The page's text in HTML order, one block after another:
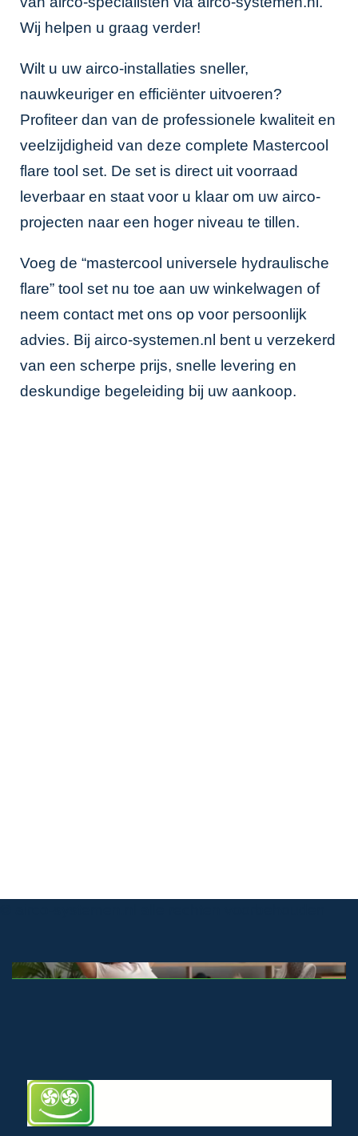
Wij helpen u graag verder!
Wilt u uw airco-installaties sneller,
nauwkeuriger en efficiënter uitvoeren?
Profiteer dan van de professionele kwaliteit en
veelzijdigheid van deze complete Mastercool
flare tool set. De set is direct uit voorraad
leverbaar en staat voor u klaar om uw airco-
projecten naar een hoger niveau te tillen.
Voeg de “mastercool universele hydraulische
flare” tool set nu toe aan uw winkelwagen of
neem contact met ons op voor persoonlijk
advies. Bij airco-systemen.nl bent u verzekerd
van een scherpe prijs, snelle levering en
deskundige begeleiding bij uw aankoop.